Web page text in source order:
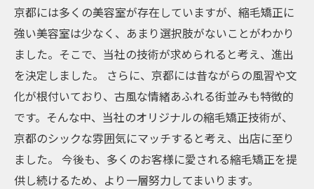
京都には多くの美容室が存在していますが、縮毛矯正に
強い美容室は少なく、あまり選択肢がないことがわかり
ました。そこで、当社の技術が求められると考え、進出
を決定しました。 さらに、京都には昔ながらの風習や文
化が根付いており、古風な情緒あふれる街並みも特徴的
です。そんな中、当社のオリジナルの縮毛矯正技術が、
京都のシックな雰囲気にマッチすると考え、出店に至り
ました。 今後も、多くのお客様に愛される縮毛矯正を提
供し続けるため、より一層努力してまいります。